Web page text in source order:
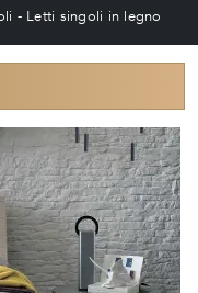
- Letti singoli in legno